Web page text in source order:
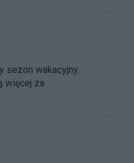
sezon wakacyjny.
więcej za